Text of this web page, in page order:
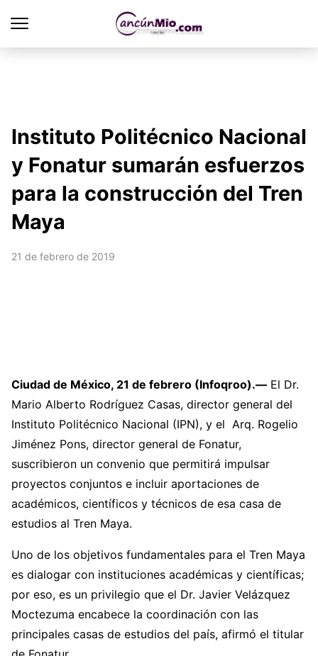
Instituto Politécnico Nacional
y Fonatur sumarán esfuerzos
para la construcción del Tren
Maya
21 de febrero de 2019
Ciudad de México, 21 de febrero (Infoqroo).— El Dr.
Mario Alberto Rodríguez Casas, director general del
Instituto Politécnico Nacional (IPN), y el Arq. Rogelio
Jiménez Pons, director general de Fonatur,
suscribieron un convenio que permitirá impulsar
proyectos conjuntos e incluir aportaciones de
académicos, científicos y técnicos de esa casa de
estudios al Tren Maya.
Uno de los objetivos fundamentales para el Tren Maya
es dialogar con instituciones académicas y científicas;
por eso, es un privilegio que el Dr. Javier Velázquez
Moctezuma encabece la coordinación con las
principales casas de estudios del país, afirmó el titular